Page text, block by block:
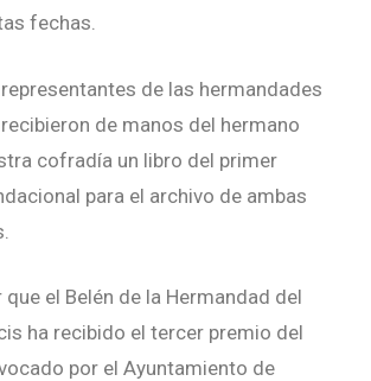
fechas.
de las hermandades
de manos del hermano
cofradía un libro del primer
para el archivo de ambas
el Belén de la Hermandad del
ha recibido el tercer premio del
por el Ayuntamiento de